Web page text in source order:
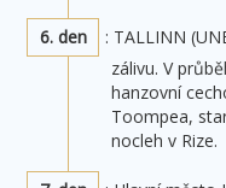
6. den
: TALLINN
zálivu. V
hanzovní
Toompea,
nocleh v Rize.